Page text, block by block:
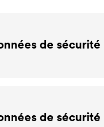
de sécurité
de sécurité